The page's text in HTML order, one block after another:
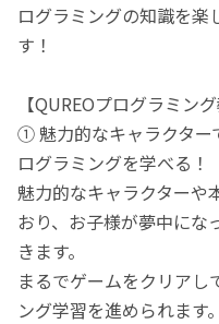
ログラミングの知識を楽
す！
【QUREOプログラミン
① 魅力的なキャラクター
ログラミングを学べる！
魅力的なキャラクターや
おり、お子様が夢中にな
きます。
まるでゲームをクリアし
ング学習を進められます。